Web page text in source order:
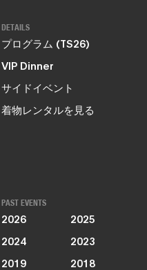
DETAILS
プログラム (TS26)
VIP Dinner
サイドイベント
着物レンタルを見る
PAST EVENTS
2026
2025
2024
2023
2019
2018